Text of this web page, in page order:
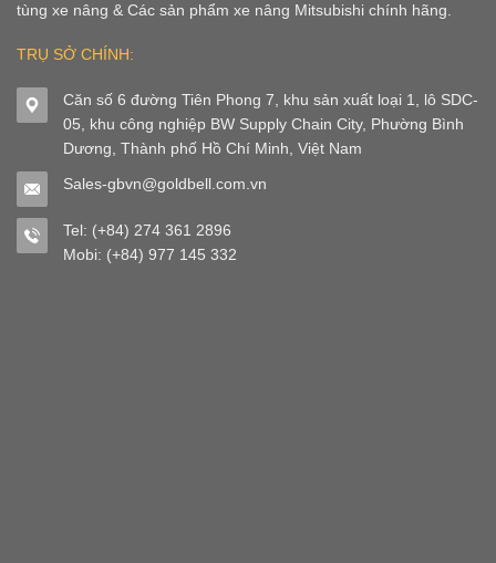
tùng xe nâng & Các sản phẩm xe nâng Mitsubishi chính hãng.
TRỤ SỞ CHÍNH:
Căn số 6 đường Tiên Phong 7, khu sản xuất loại 1, lô SDC-
05, khu công nghiệp BW Supply Chain City, Phường Bình
Dương, Thành phố Hồ Chí Minh, Việt Nam
Sales-gbvn@goldbell.com.vn
Tel: (+84) 274 361 2896
Mobi: (+84) 977 145 332